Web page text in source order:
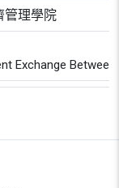
管理學院
Exchange